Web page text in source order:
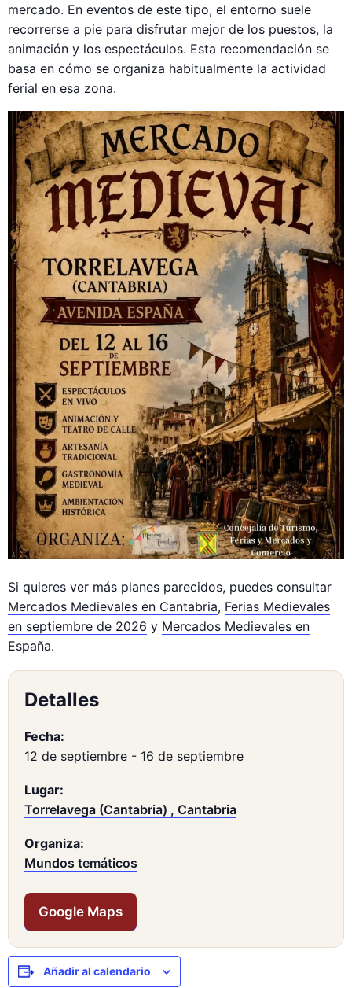
mercado. En eventos de este tipo, el entorno suele
recorrerse a pie para disfrutar mejor de los puestos, la
animación y los espectáculos. Esta recomendación se
basa en cómo se organiza habitualmente la actividad
ferial en esa zona.
Si quieres ver más planes parecidos, puedes consultar
Mercados Medievales en Cantabria, Ferias Medievales
en septiembre de 2026 y Mercados Medievales en
España.
Detalles
Fecha:
12 de septiembre - 16 de septiembre
Lugar:
Torrelavega (Cantabria) , Cantabria
Organiza:
Mundos temáticos
Google Maps
Añadir al calendario